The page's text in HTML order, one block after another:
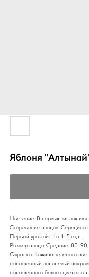
Яблоня
Цветение: В первых числах
Созревание плодов: Середина
Первый урожай: На 4-5 год.
Размер плода: Средние, 80-90,
Окраска: Кожица зелёного
насыщенный лососёвый
насыщенного белого цвета со